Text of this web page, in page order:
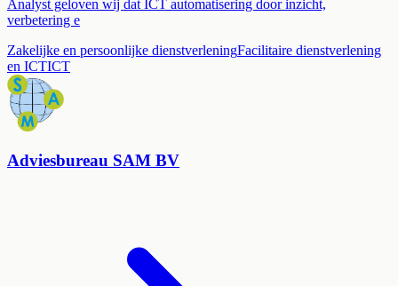
Analyst geloven wij dat ICT automatisering door inzicht,
verbetering e
Zakelijke en persoonlijke dienstverleningFacilitaire dienstverlening
en ICTICT
Adviesbureau SAM BV